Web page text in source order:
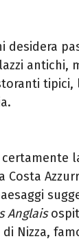
desidera
antichi,
tipici,
Costa
Anglais
Nizza,